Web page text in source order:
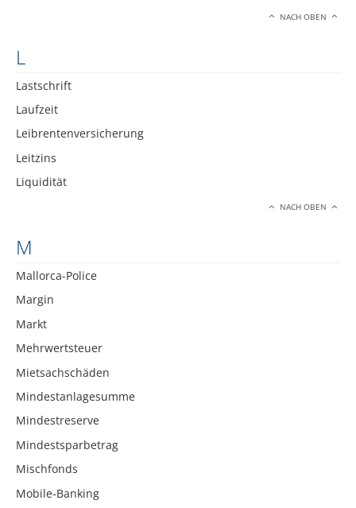
NACH OBEN
L
Lastschrift
Laufzeit
Leibrentenversicherung
Leitzins
Liquidität
NACH OBEN
M
Mallorca-Police
Margin
Markt
Mehrwertsteuer
Mietsachschäden
Mindestanlagesumme
Mindestreserve
Mindestsparbetrag
Mischfonds
Mobile-Banking